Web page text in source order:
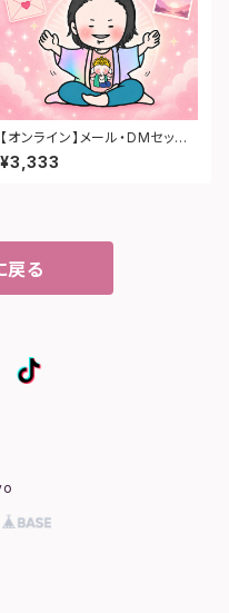
【オンライン】メール・DMセッシ
ョン（占い・キャリアコンサル・気
功等）
¥3,333
戻る